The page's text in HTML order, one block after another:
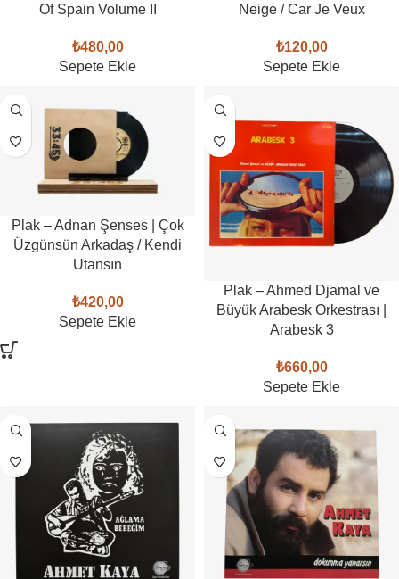
Of Spain Volume II
₺480,00
Sepete Ekle
Neige / Car Je Veux
₺120,00
Sepete Ekle
Plak – Adnan Şenses | Çok
Üzgünsün Arkadaş / Kendi
Utansın
₺420,00
Sepete Ekle
Plak – Ahmed Djamal ve
Büyük Arabesk Orkestrası |
Arabesk 3
₺660,00
Sepete Ekle